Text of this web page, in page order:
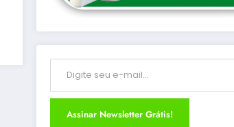
Digite seu e-mail…
Assinar Newsletter Grátis!